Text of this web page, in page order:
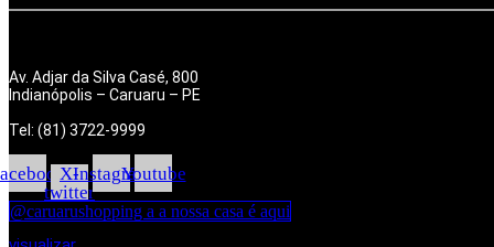
Av. Adjar da Silva Casé, 800
Indianópolis – Caruaru – PE
Tel: (81) 3722-9999
X-
twitter
InstagramYoutube
@caruarushopping a a nossa casa é aqui